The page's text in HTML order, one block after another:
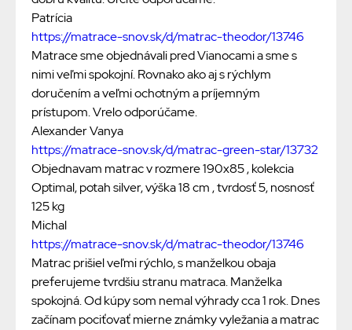
Patrícia
https://matrace-snov.sk/d/matrac-theodor/13746
Matrace sme objednávali pred Vianocami a sme s
nimi veľmi spokojní. Rovnako ako aj s rýchlym
doručením a veľmi ochotným a príjemným
prístupom. Vrelo odporúčame.
Alexander Vanya
https://matrace-snov.sk/d/matrac-green-star/13732
Objednavam matrac v rozmere 190x85 , kolekcia
Optimal, potah silver, výška 18 cm , tvrdosť 5, nosnosť
125 kg
Michal
https://matrace-snov.sk/d/matrac-theodor/13746
Matrac prišiel veľmi rýchlo, s manželkou obaja
preferujeme tvrdšiu stranu matraca. Manželka
spokojná. Od kúpy som nemal výhrady cca 1 rok. Dnes
začínam pociťovať mierne známky vyležania a matrac